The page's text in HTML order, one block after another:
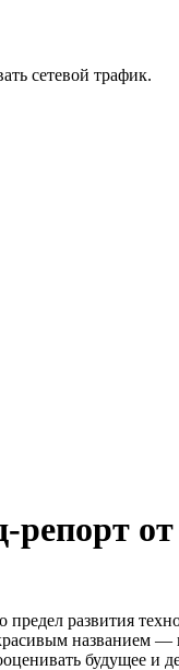
сетевой трафик.
репорт
развития
будущее и